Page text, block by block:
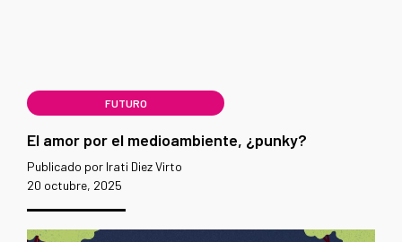
FUTURO
El amor por el medioambiente, ¿punky?
Publicado por Irati Diez Virto
20 octubre, 2025